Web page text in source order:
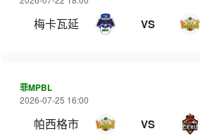
梅卡瓦延 VS
菲MPBL
2026-07-25 16:00
帕西格市 VS